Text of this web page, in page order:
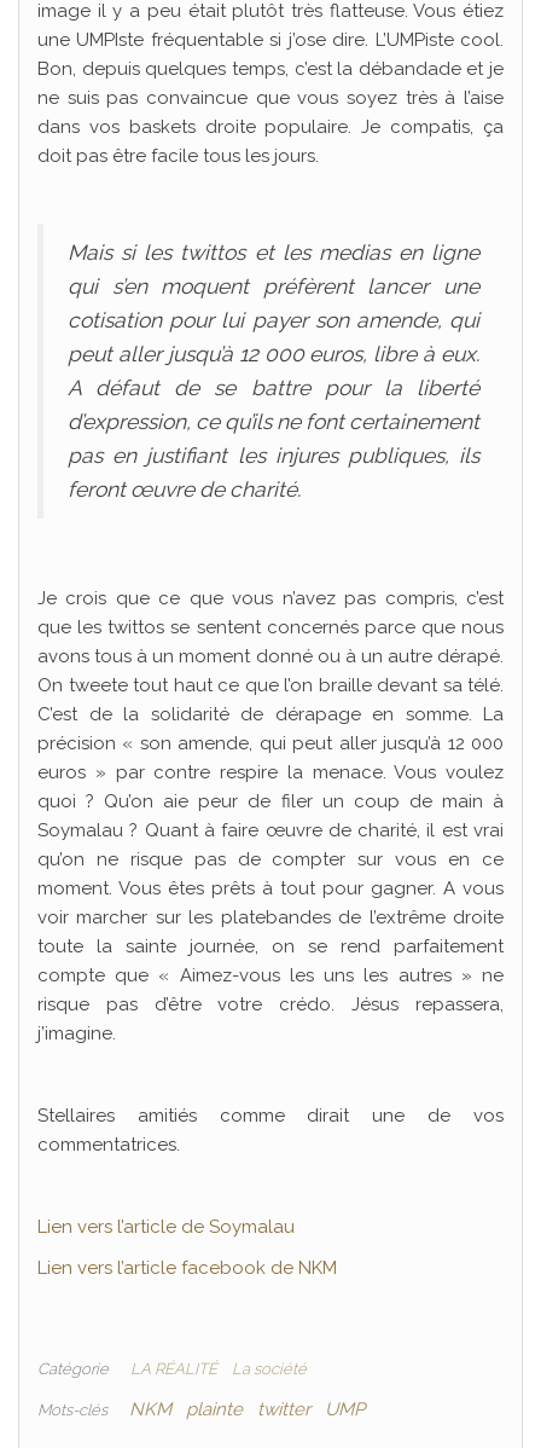
image il y a peu était plutôt très flatteuse. Vous étiez
une UMPIste fréquentable si j’ose dire. L’UMPiste cool.
Bon, depuis quelques temps, c’est la débandade et je
ne suis pas convaincue que vous soyez très à l’aise
dans vos baskets droite populaire. Je compatis, ça
doit pas être facile tous les jours.
Mais si les twittos et les medias en ligne
qui s’en moquent préfèrent lancer une
cotisation pour lui payer son amende, qui
peut aller jusqu’à 12 000 euros, libre à eux.
A défaut de se battre pour la liberté
d’expression, ce qu’ils ne font certainement
pas en justifiant les injures publiques, ils
feront œuvre de charité.
Je crois que ce que vous n’avez pas compris, c’est
que les twittos se sentent concernés parce que nous
avons tous à un moment donné ou à un autre dérapé.
On tweete tout haut ce que l’on braille devant sa télé.
C’est de la solidarité de dérapage en somme. La
précision « son amende, qui peut aller jusqu’à 12 000
euros » par contre respire la menace. Vous voulez
quoi ? Qu’on aie peur de filer un coup de main à
Soymalau ? Quant à faire œuvre de charité, il est vrai
qu’on ne risque pas de compter sur vous en ce
moment. Vous êtes prêts à tout pour gagner. A vous
voir marcher sur les platebandes de l’extrême droite
toute la sainte journée, on se rend parfaitement
compte que « Aimez-vous les uns les autres » ne
risque pas d’être votre crédo. Jésus repassera,
j’imagine.
Stellaires amitiés comme dirait une de vos
commentatrices.
Lien vers l’article de Soymalau
Lien vers l’article facebook de NKM
Catégorie LA RÉALITÉ La société
Mots-clés NKM plainte twitter UMP